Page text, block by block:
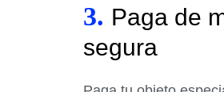
3. Paga de
segura